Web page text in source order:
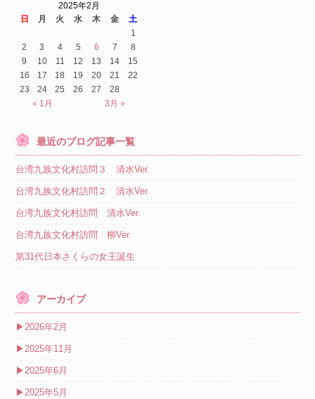
2025年2月
日
月 火 水 木 金 土
« 1月 3月 »
1
2
3 4 5 6 7
8
9
10 11 12 13 14
15
16
17 18 19 20 21
22
23
24 25 26 27 28
最近のブログ記事一覧
台湾九族文化村訪問３ 清水Ver.
台湾九族文化村訪問２ 清水Ver.
台湾九族文化村訪問 清水Ver.
台湾九族文化村訪問 柳Ver.
第31代日本さくらの女王誕生
アーカイブ
▶2026年2月
▶2025年11月
▶2025年6月
▶2025年5月